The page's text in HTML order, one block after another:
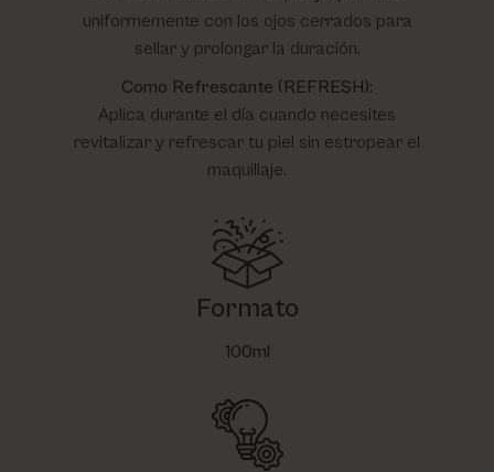
uniformemente con los ojos cerrados para
sellar y prolongar la duración.
Como Refrescante (REFRESH):
Aplica durante el día cuando necesites
revitalizar y refrescar tu piel sin estropear el
maquillaje.
Formato
100ml